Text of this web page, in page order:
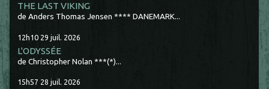
THE LAST VIKING
de Anders Thomas Jensen **** DANEMARK...
12h10 29 juil. 2026
L'ODYSSÉE
de Christopher Nolan ***(*)...
15h57 28 juil. 2026